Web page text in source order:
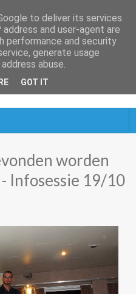
worden
Infosessie 19/10
to deliver its services
and user-agent are
performance and security
generate usage
abuse.
GOT IT